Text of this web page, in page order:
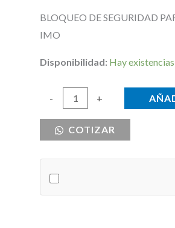
BLOQUEO DE SEGURIDAD
IMO
Disponibilidad: Hay existencias
-
BLOQUEO
SEGURIDAD
IMO
+
COTIZAR